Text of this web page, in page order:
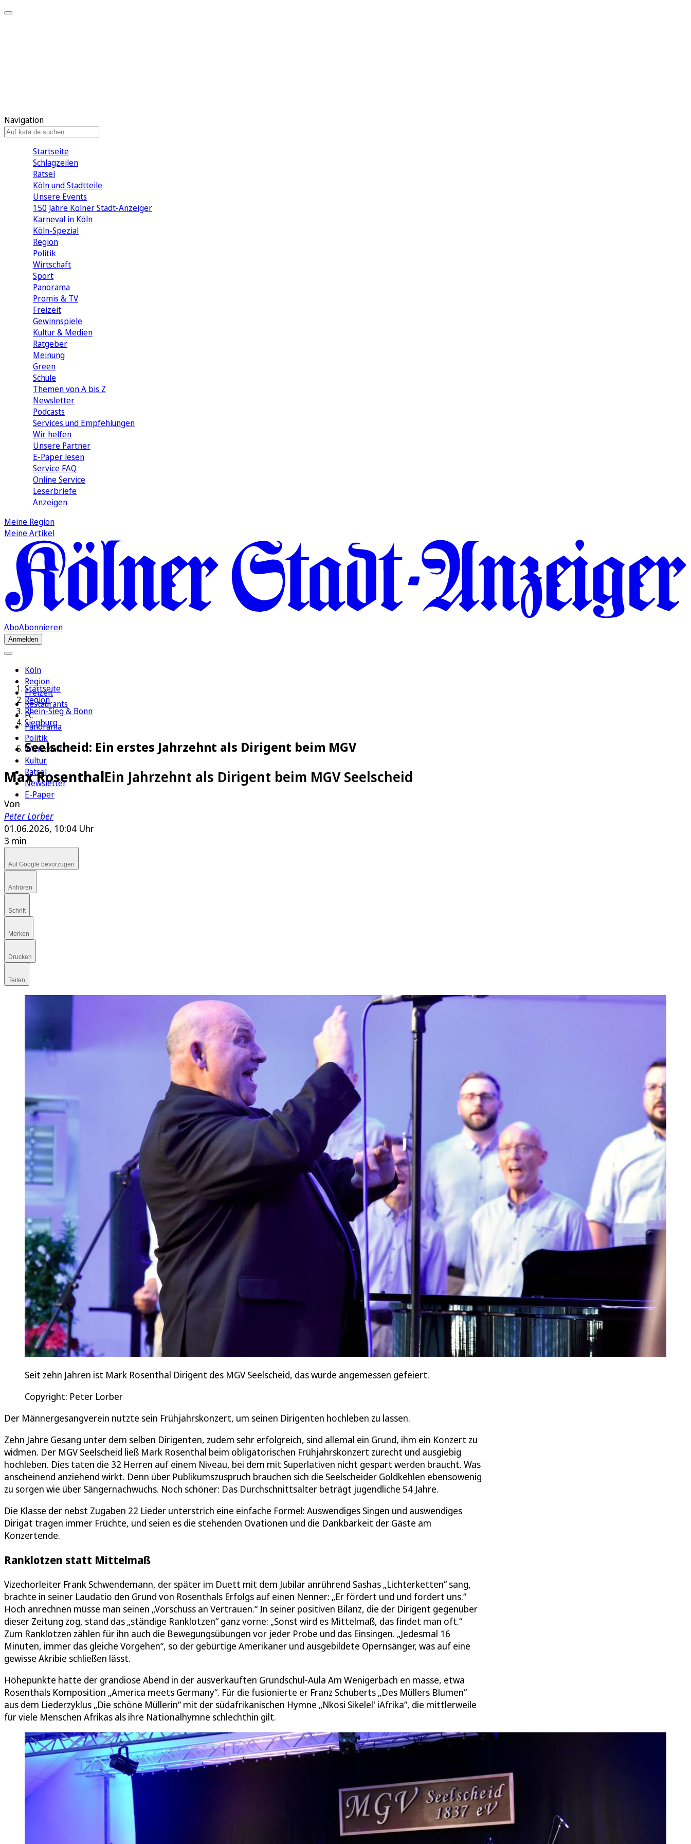
Navigation
Startseite
Schlagzeilen
Rätsel
Köln und Stadtteile
Unsere Events
150 Jahre Kölner Stadt-Anzeiger
Karneval in Köln
Köln-Spezial
Region
Politik
Wirtschaft
Sport
Panorama
Promis & TV
Freizeit
Gewinnspiele
Kultur & Medien
Ratgeber
Meinung
Green
Schule
Themen von A bis Z
Newsletter
Podcasts
Services und Empfehlungen
Wir helfen
Unsere Partner
E-Paper lesen
Service FAQ
Online Service
Leserbriefe
Anzeigen
Meine Region
Meine Artikel
AboAbonnieren
Anmelden
Köln
Region
Freizeit
Restaurants
FC
Panorama
Politik
Wirtschaft
Kultur
Rätsel
Newsletter
E-Paper
Startseite
Region
Rhein-Sieg & Bonn
Siegburg
Seelscheid: Ein erstes Jahrzehnt als Dirigent beim MGV
Max RosenthalEin Jahrzehnt als Dirigent beim MGV Seelscheid
Von
Peter Lorber
01.06.2026, 10:04 Uhr
3 min
Auf Google bevorzugen
Anhören
Schrift
Merken
Drucken
Teilen
Seit zehn Jahren ist Mark Rosenthal Dirigent des MGV Seelscheid, das wurde angemessen gefeiert.
Copyright: Peter Lorber
Der Männergesangverein nutzte sein Frühjahrskonzert, um seinen Dirigenten hochleben zu lassen.
Zehn Jahre Gesang unter dem selben Dirigenten, zudem sehr erfolgreich, sind allemal ein Grund, ihm ein Konzert zu
widmen. Der MGV Seelscheid ließ Mark Rosenthal beim obligatorischen Frühjahrskonzert zurecht und ausgiebig
hochleben. Dies taten die 32 Herren auf einem Niveau, bei dem mit Superlativen nicht gespart werden braucht. Was
anscheinend anziehend wirkt. Denn über Publikumszuspruch brauchen sich die Seelscheider Goldkehlen ebensowenig
zu sorgen wie über Sängernachwuchs. Noch schöner: Das Durchschnittsalter beträgt jugendliche 54 Jahre.
Die Klasse der nebst Zugaben 22 Lieder unterstrich eine einfache Formel: Auswendiges Singen und auswendiges
Dirigat tragen immer Früchte, und seien es die stehenden Ovationen und die Dankbarkeit der Gäste am
Konzertende.
Ranklotzen statt Mittelmaß
Vizechorleiter Frank Schwendemann, der später im Duett mit dem Jubilar anrührend Sashas „Lichterketten“ sang,
brachte in seiner Laudatio den Grund von Rosenthals Erfolgs auf einen Nenner: „Er fördert und und fordert uns.“
Hoch anrechnen müsse man seinen „Vorschuss an Vertrauen.“ In seiner positiven Bilanz, die der Dirigent gegenüber
dieser Zeitung zog, stand das „ständige Ranklotzen“ ganz vorne: „Sonst wird es Mittelmaß, das findet man oft.“
Zum Ranklotzen zählen für ihn auch die Bewegungsübungen vor jeder Probe und das Einsingen. „Jedesmal 16
Minuten, immer das gleiche Vorgehen“, so der gebürtige Amerikaner und ausgebildete Opernsänger, was auf eine
gewisse Akribie schließen lässt.
Höhepunkte hatte der grandiose Abend in der ausverkauften Grundschul-Aula Am Wenigerbach en masse, etwa
Rosenthals Komposition „America meets Germany“. Für die fusionierte er Franz Schuberts „Des Müllers Blumen“
aus dem Liederzyklus „Die schöne Müllerin“ mit der südafrikanischen Hymne „Nkosi Sikelel' iAfrika“, die mittlerweile
für viele Menschen Afrikas als ihre Nationalhymne schlechthin gilt.